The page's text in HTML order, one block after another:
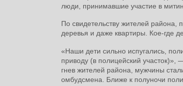
люди, принимавшие участие в
По свидетельству жителей района,
деревья и даже квартиры. Кое-где
«Наши дети сильно испугались,
приводу (в полицейский
гнев жителей района, мужчины
омбудсмена. Ближе к полуночи